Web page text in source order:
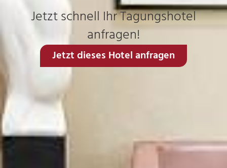
Jetzt schnell Ihr Tagungshotel
anfragen!
Jetzt dieses Hotel anfragen